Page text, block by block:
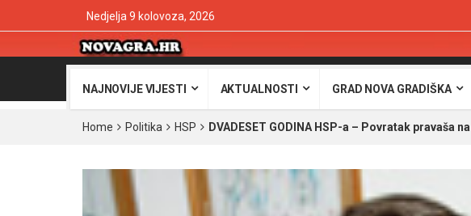
Nedjelja 9 kolovoza, 2026
NAJNOVIJE VIJESTI AKTUALNOSTI GRAD NOVA GRADIŠKA
Home Politika HSP DVADESET GODINA HSP-a – Povratak pravaša